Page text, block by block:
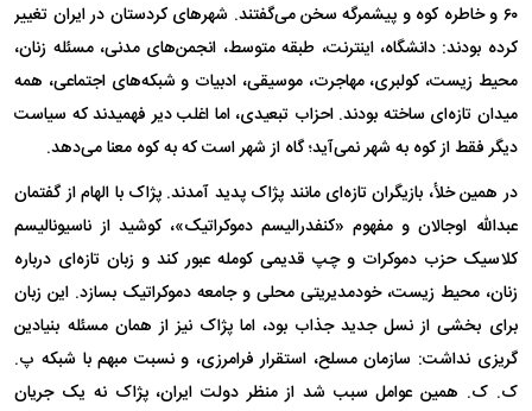
۶۰ و خاطره کوه و پیشمرگه سخن می‌گفتند. شهر‌های کردستان در ایران تغییر
کرده بودند: دانشگاه، اینترنت، طبقه متوسط، انجمن‌های مدنی، مسئله زنان،
محیط زیست، کولبری، مهاجرت، موسیقی، ادبیات و شبکه‌های اجتماعی، همه
میدان تازه‌ای ساخته بودند. احزاب تبعیدی، اما اغلب دیر فهمیدند که سیاست
دیگر فقط از کوه به شهر نمی‌آید؛ گاه از شهر است که به کوه معنا می‌دهد.
در همین خلأ، بازیگران تازه‌ای مانند پژاک پدید آمدند. پژاک با الهام از گفتمان
عبدالله اوجالان و مفهوم «کنفدرالیسم دموکراتیک»، کوشید از ناسیونالیسم
کلاسیک حزب دموکرات و چپ قدیمی کومله عبور کند و زبان تازه‌ای درباره
زنان، محیط زیست، خودمدیریتی محلی و جامعه دموکراتیک بسازد. این زبان
برای بخشی از نسل جدید جذاب بود، اما پژاک نیز از همان مسئله بنیادین
گریزی نداشت: سازمان مسلح، استقرار فرامرزی، و نسبت مبهم با شبکه پ.
ک. ک. همین عوامل سبب شد از منظر دولت ایران، پژاک نه یک جریان